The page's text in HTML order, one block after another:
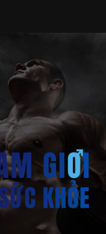
Bác sĩ gần 20 năm dấn thân điều...